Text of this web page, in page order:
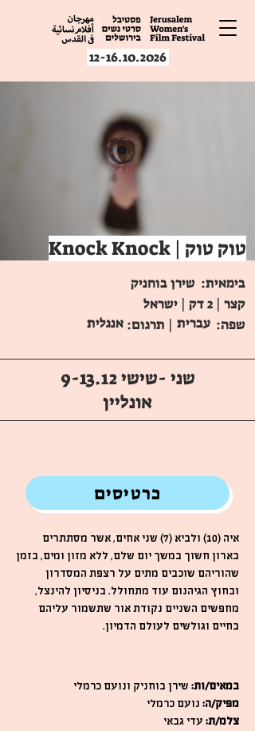
12-16.10.2026
Knock Knock | טוק טוק
שירן בוחניק בימאית:
קצר | 2 דק | ישראל
עברית
אנגלית | תרגום: שפה:
שני -שישי 9-13.12
אונליין
כרטיסים
איה (10) ולביא (7) שני אחים, אשר מסתתרים
בארון חשוך במשך יום שלם, ללא מזון ומים, בזמן
שהוריהם שוכבים מתים על רצפת המסדרון
ובחוץ הגיהנום עוד מתחולל. בניסיון להינצל,
מחפשים השניים נקודת אור שתשמור עליהם
בחיים וגולשים לעולם הדמיון.
במאים/ות: שירן בוחניק ונועם כרמלי
מפיק/ה: נועם כרמלי
צלמ/ת: עדי גבאי